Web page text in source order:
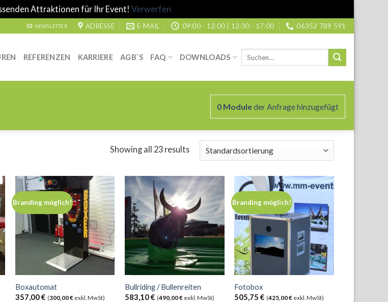
Attraktionen für Ihr Event! Verwerfen
NEWSLETTER ADRESSE E-MAIL 09:00 - 12:00 | 12:30 - 17:00 06352 789 591
REFERENZEN KARRIERE AGB`S FAQ DOWNLOADS
nach:
0Moduleder Anfrage hinzugefügt
Showing all 23 results
Branding möglich!
Boxautomat
357,00€ (300,00€exkl. MwSt)
Bullriding / Bullenreiten
583,10€ (490,00€exkl. MwSt)
Branding möglich!
Fotobox
505,75€ (425,00€ exkl. MwSt)